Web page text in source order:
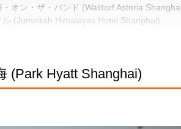
・オン・ザ・バンド (Waldorf Astoria
(Jumeirah Himalayas Hotel Shanghai)
(Park Hyatt Shanghai)